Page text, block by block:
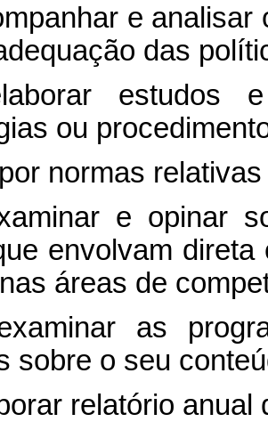
e
das
estudos e
ou
normas
e opinar
envolvam
áreas de
as
sobre o seu
relatório anual